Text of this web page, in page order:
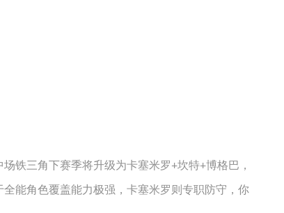
铁三角下赛季将升级为卡塞米罗+坎特+博格巴，
能角色覆盖能力极强，卡塞米罗则专职防守，你